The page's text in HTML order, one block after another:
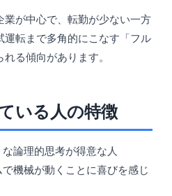
業が中心で、転勤が少ない一方
運転まで多角的にこなす「フル
る傾向があります。
いる人の特徴
論理的思考が得意な人
機械が動くことに喜びを感じ